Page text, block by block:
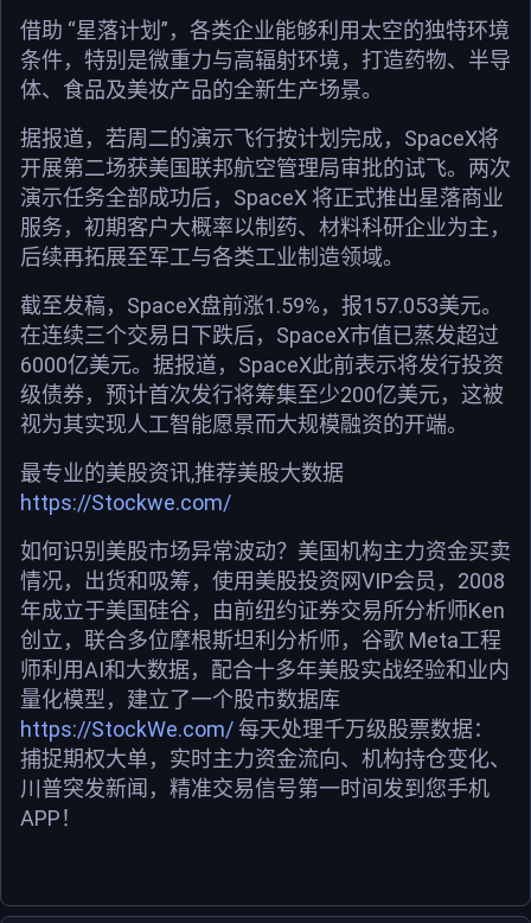
借助 “星落计划”，各类企业能够利用太空的独特环境
条件，特别是微重力与高辐射环境，打造药物、半导
体、食品及美妆产品的全新生产场景。
据报道，若周二的演示飞行按计划完成，SpaceX将
开展第二场获美国联邦航空管理局审批的试飞。两次
演示任务全部成功后，SpaceX 将正式推出星落商业
服务，初期客户大概率以制药、材料科研企业为主，
后续再拓展至军工与各类工业制造领域。
截至发稿，SpaceX盘前涨1.59%，报157.053美元。
在连续三个交易日下跌后，SpaceX市值已蒸发超过
6000亿美元。据报道，SpaceX此前表示将发行投资
级债券，预计首次发行将筹集至少200亿美元，这被
视为其实现人工智能愿景而大规模融资的开端。
最专业的美股资讯,推荐美股大数据
https://Stockwe.com/
如何识别美股市场异常波动？美国机构主力资金买卖
情况，出货和吸筹，使用美股投资网VIP会员，2008
年成立于美国硅谷，由前纽约证券交易所分析师Ken
创立，联合多位摩根斯坦利分析师，谷歌 Meta工程
师利用AI和大数据，配合十多年美股实战经验和业内
量化模型，建立了一个股市数据库
https://StockWe.com/每天处理千万级股票数据：
捕捉期权大单，实时主力资金流向、机构持仓变化、
川普突发新闻，精准交易信号第一时间发到您手机
APP！